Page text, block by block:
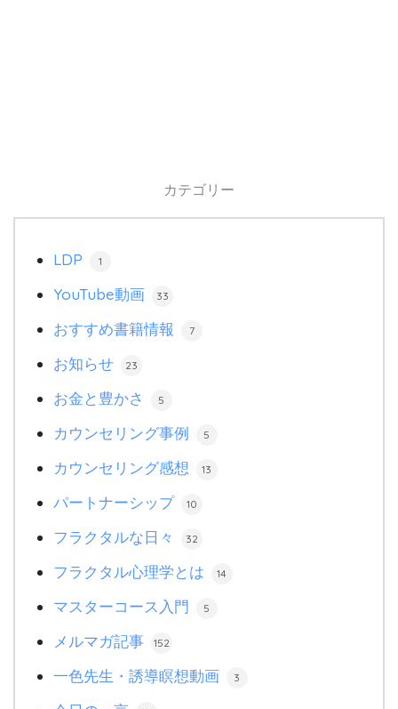
カテゴリー
LDP 1
YouTube動画 33
おすすめ書籍情報 7
お知らせ 23
お金と豊かさ 5
カウンセリング事例 5
カウンセリング感想 13
パートナーシップ 10
フラクタルな日々 32
フラクタル心理学とは 14
マスターコース入門 5
メルマガ記事 152
一色先生・誘導瞑想動画 3